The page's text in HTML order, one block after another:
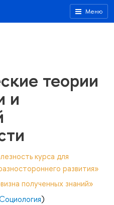
Меню
теории
и
курса для
развития»
полученных знаний»
)